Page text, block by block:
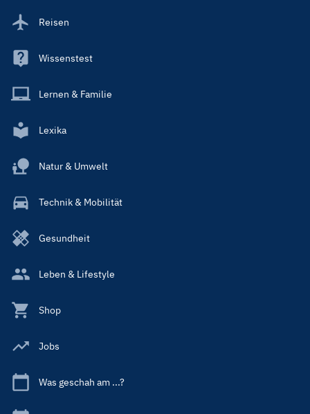
Reisen
Wissenstest
Lernen & Familie
Lexika
Natur & Umwelt
Technik & Mobilität
Gesundheit
Leben & Lifestyle
Shop
Jobs
Was geschah am ...?